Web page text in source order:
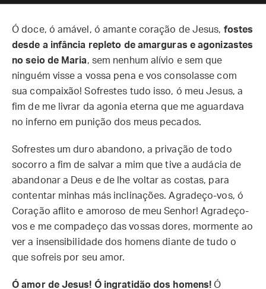
Ó doce, ó amável, ó amante coração de Jesus, fostes
desde a infância repleto de amarguras e agonizastes
no seio de Maria, sem nenhum alívio e sem que
ninguém visse a vossa pena e vos consolasse com
sua compaixão! Sofrestes tudo isso, ó meu Jesus, a
fim de me livrar da agonia eterna que me aguardava
no inferno em punição dos meus pecados.
Sofrestes um duro abandono, a privação de todo
socorro a fim de salvar a mim que tive a audácia de
abandonar a Deus e de lhe voltar as costas, para
contentar minhas más inclinações. Agradeço-vos, ó
Coração aflito e amoroso de meu Senhor! Agradeço-
vos e me compadeço das vossas dores, mormente ao
ver a insensibilidade dos homens diante de tudo o
que sofreis por seu amor.
Ó amor de Jesus! Ó ingratidão dos homens! Ó